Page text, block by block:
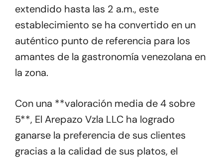
extendido hasta las 2 a.m., este
establecimiento se ha convertido en un
auténtico punto de referencia para los
amantes de la gastronomía venezolana en
la zona.
Con una **valoración media de 4 sobre
5**, El Arepazo Vzla LLC ha logrado
ganarse la preferencia de sus clientes
gracias a la calidad de sus platos, el